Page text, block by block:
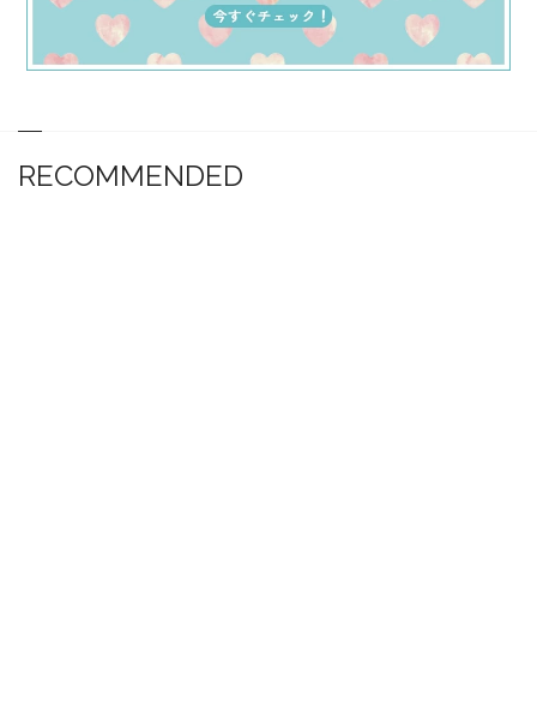
RECOMMENDED